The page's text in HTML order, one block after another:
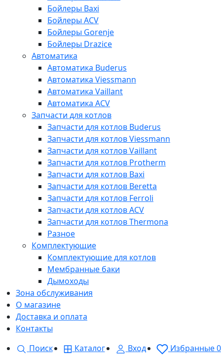
Бойлеры Baxi
Бойлеры ACV
Бойлеры Gorenje
Бойлеры Drazice
Автоматика
Автоматика Buderus
Автоматика Viessmann
Автоматика Vaillant
Автоматика ACV
Запчасти для котлов
Запчасти для котлов Buderus
Запчасти для котлов Viessmann
Запчасти для котлов Vaillant
Запчасти для котлов Protherm
Запчасти для котлов Baxi
Запчасти для котлов Beretta
Запчасти для котлов Ferroli
Запчасти для котлов ACV
Запчасти для котлов Thermona
Разное
Комплектующие
Комплектующие для котлов
Мембранные баки
Дымоходы
Зона обслуживания
О магазине
Доставка и оплата
Контакты
Поиск
Каталог Вход Избранные0